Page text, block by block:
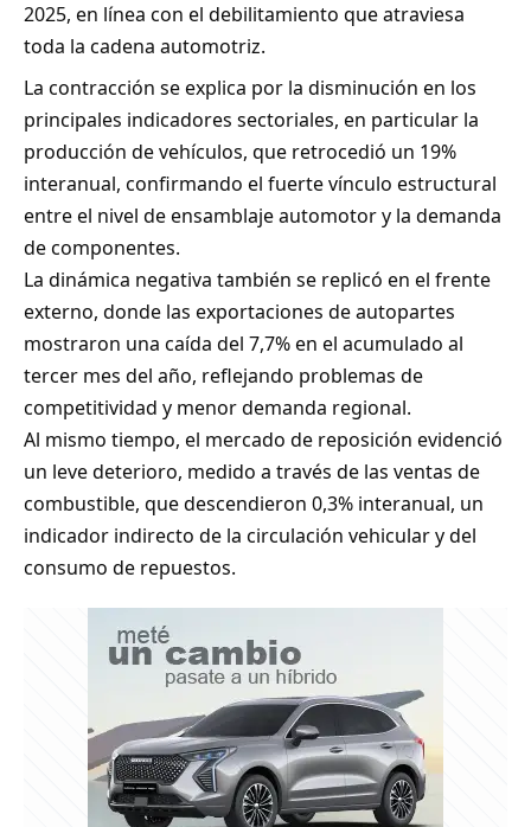
2025, en línea con el debilitamiento que atraviesa
toda la cadena automotriz.
La contracción se explica por la disminución en los
principales indicadores sectoriales, en particular la
producción de vehículos, que retrocedió un 19%
interanual, confirmando el fuerte vínculo estructural
entre el nivel de ensamblaje automotor y la demanda
de componentes.
La dinámica negativa también se replicó en el frente
externo, donde las exportaciones de autopartes
mostraron una caída del 7,7% en el acumulado al
tercer mes del año, reflejando problemas de
competitividad y menor demanda regional.
Al mismo tiempo, el mercado de reposición evidenció
un leve deterioro, medido a través de las ventas de
combustible, que descendieron 0,3% interanual, un
indicador indirecto de la circulación vehicular y del
consumo de repuestos.